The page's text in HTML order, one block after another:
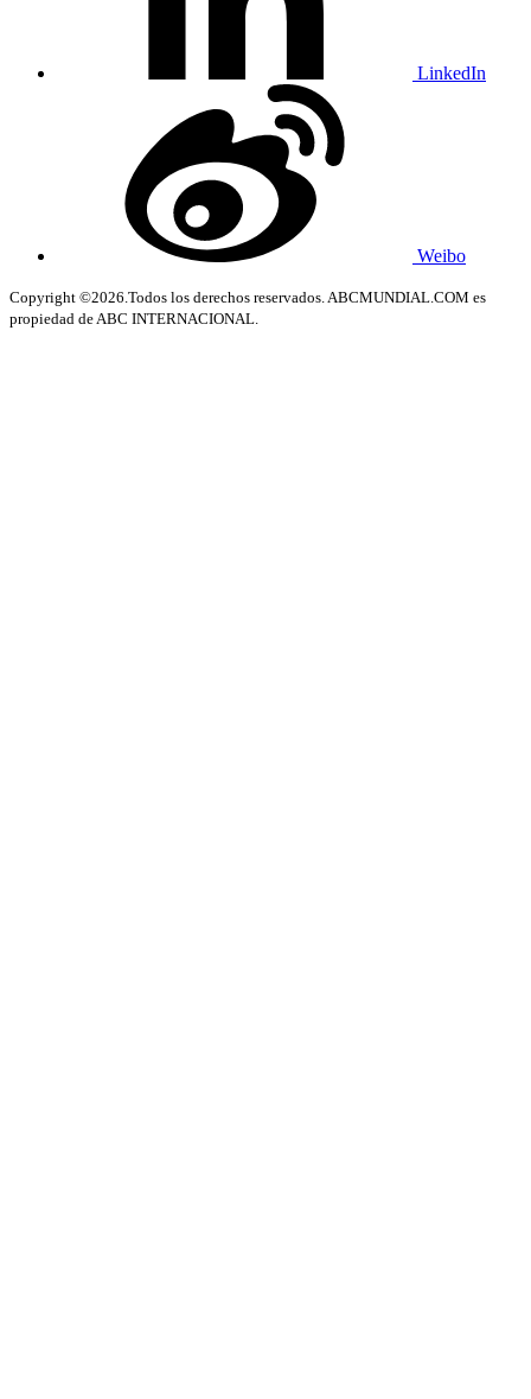
LinkedIn
Weibo
Copyright ©2026.Todos los derechos reservados. ABCMUNDIAL.COM es
propiedad de ABC INTERNACIONAL.